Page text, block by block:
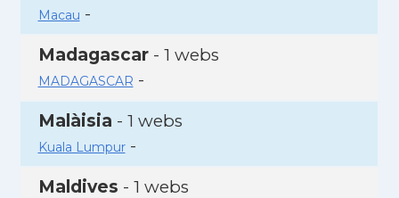
Macau -
Madagascar- 1 webs
MADAGASCAR -
Malàisia - 1 webs
Kuala Lumpur-
Maldives - 1 webs